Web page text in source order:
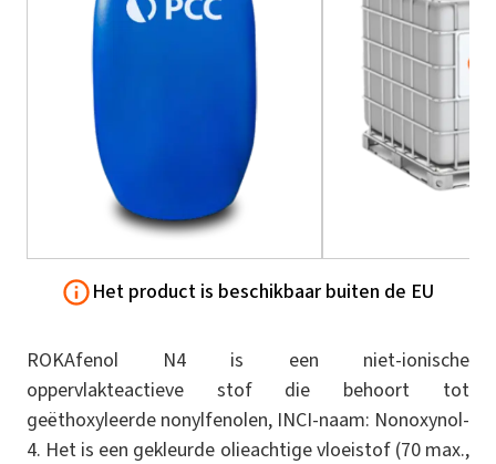
Het product is beschikbaar buiten de EU
ROKAfenol N4 is een niet-ionische
oppervlakteactieve stof die behoort tot
geëthoxyleerde nonylfenolen, INCI-naam: Nonoxynol-
4. Het is een gekleurde olieachtige vloeistof (70 max.,